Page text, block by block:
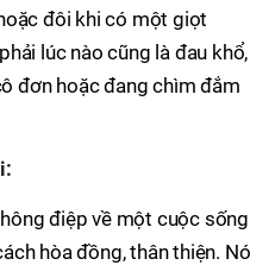
đôi khi có một giọt
lúc nào cũng là đau khổ,
đơn hoặc đang chìm đắm
điệp về một cuộc sống
hòa đồng, thân thiện. Nó